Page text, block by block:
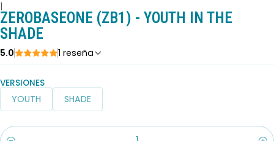
|
ZEROBASEONE (ZB1) - YOUTH IN THE
SHADE
5.0 1 reseña
VERSIONES
YOUTH SHADE